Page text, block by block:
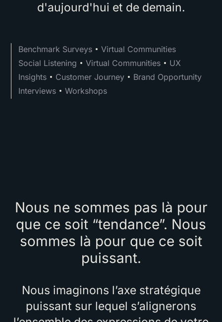
d'aujourd'hui et de demain.
Benchmark Surveys
Virtual Communities
Social Listening
Virtual Communities
UX
Insights
Customer Journey
Brand Opportunity
Interviews
Workshops
Nous ne sommes pas là pour
que ce soit “tendance”. Nous
sommes là pour que ce soit
puissant.
Nous imaginons l’axe stratégique
puissant sur lequel s’alignerons